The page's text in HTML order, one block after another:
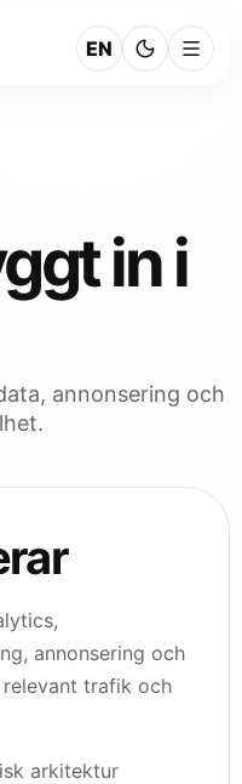
EN
in i
annonsering och
annonsering och
trafik och
arkitektur